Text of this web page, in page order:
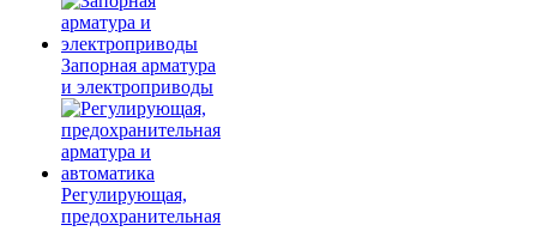
Запорная арматура
и электроприводы
Регулирующая,
предохранительная